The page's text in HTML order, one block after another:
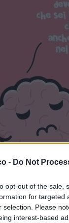
- Do Not
opt-out of the sale,
for targeted
selection. Please
interest-based
Stime: 9